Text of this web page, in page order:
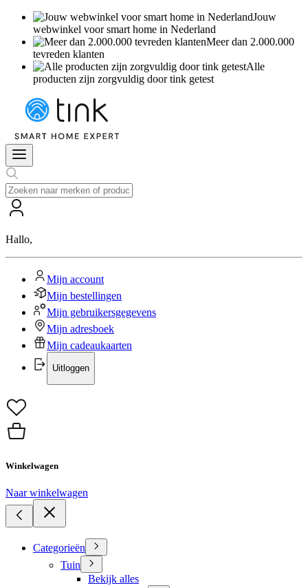
Jouw
webwinkel voor smart home in Nederland
Meer dan 2.000.000
tevreden klanten
Alle
producten zijn zorgvuldig door tink getest
Hallo,
Mijn account
Mijn bestellingen
Mijn gebruikersgegevens
Mijn adresboek
Mijn cadeaukaarten
Uitloggen
Winkelwagen
Naar winkelwagen
Categorieën
Tuin
Bekijk alles